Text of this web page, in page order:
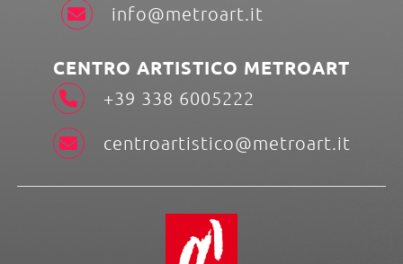
info@metroart.it
CENTRO ARTISTICO METROART
+39 338 6005222
centroartistico@metroart.it